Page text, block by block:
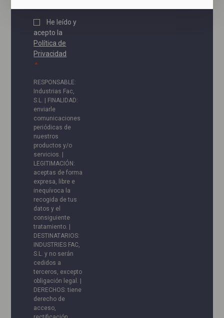
Política
de
privacidad
*
He leído y
acepto la
Política de
Privacidad
*
RESPONSABLE:
Industrias Fac,
S.L. | FINALIDAD:
enviarle
comunicaciones
periódicas de
nuestros
productos y/o
servicios. |
LEGITIMACIÓN:
aceptas de forma
expresa, libre e
inequívoca la
recogida de tus
datos y el
consiguiente
tratamiento. |
DESTINATARIOS:
INDUSTRIES FAC,
S.L. y no serán
cedidos a
terceros, excepto
obligación legal. |
DERECHOS: tiene
derecho de
acceso,